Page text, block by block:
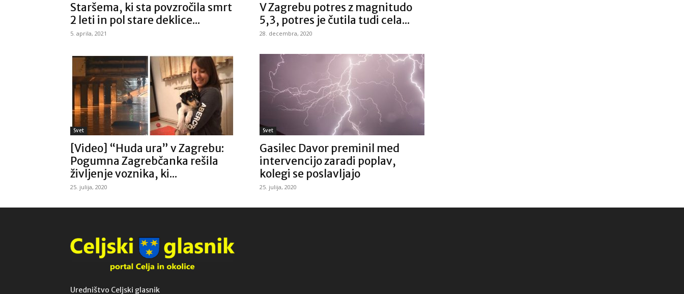
Staršema, ki sta povzročila smrt
2 leti in pol stare deklice...
5. aprila, 2021
V Zagrebu potres z magnitudo
5,3, potres je čutila tudi cela...
28. decembra, 2020
Svet
[Video] “Huda ura” v Zagrebu:
Pogumna Zagrebčanka rešila
življenje voznika, ki...
25. julija, 2020
Svet
Gasilec Davor preminil med
intervencijo zaradi poplav,
kolegi se poslavljajo
25. julija, 2020
Uredništvo Celjski glasnik